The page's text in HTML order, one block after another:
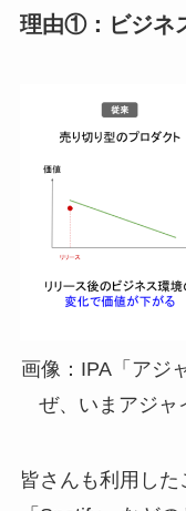
理由①：ビジネ
画像：IPA「アジ
ぜ、いまアジャ
皆さんも利用した